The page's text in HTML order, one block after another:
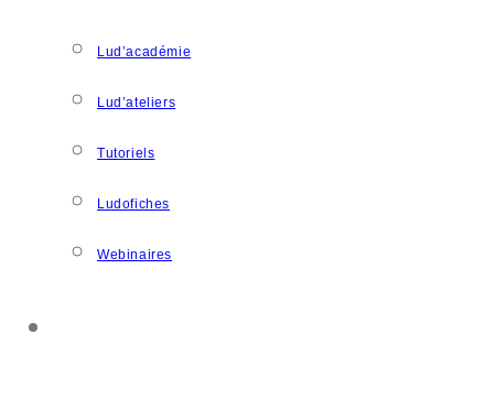
Lud’académie
Lud’ateliers
Tutoriels
Ludofiches
Webinaires